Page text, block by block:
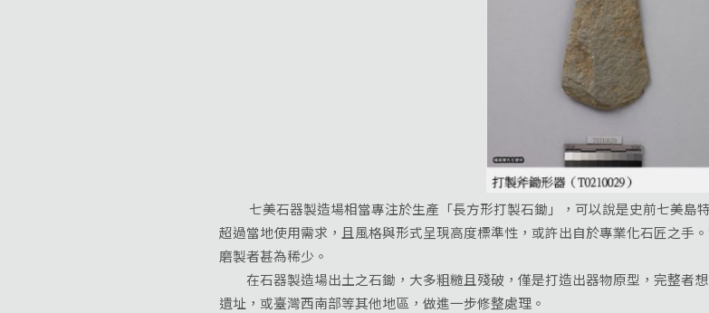
七美石器製造場相當專注於生產「長方形打製石鋤」，可以說是史前七美島
超過當地使用需求，且風格與形式呈現高度標準性，或許出自於專業化石匠之手
磨製者甚為稀少。
在石器製造場出土之石鋤，大多粗糙且殘破，僅是打造出器物原型，完整者
遺址，或臺灣西南部等其他地區，做進一步修整處理。